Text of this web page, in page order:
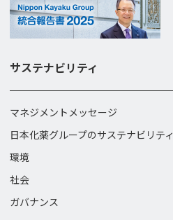
サステナビリティ
マネジメントメッセージ
日本化薬グループのサステナビリティ
環境
社会
ガバナンス